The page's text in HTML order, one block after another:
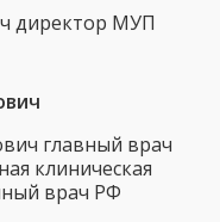
директор МУП
главный врач
клиническая
врач РФ